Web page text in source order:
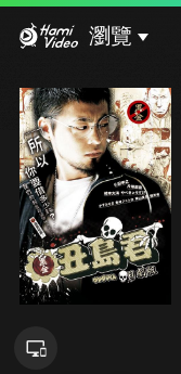
瀏覽